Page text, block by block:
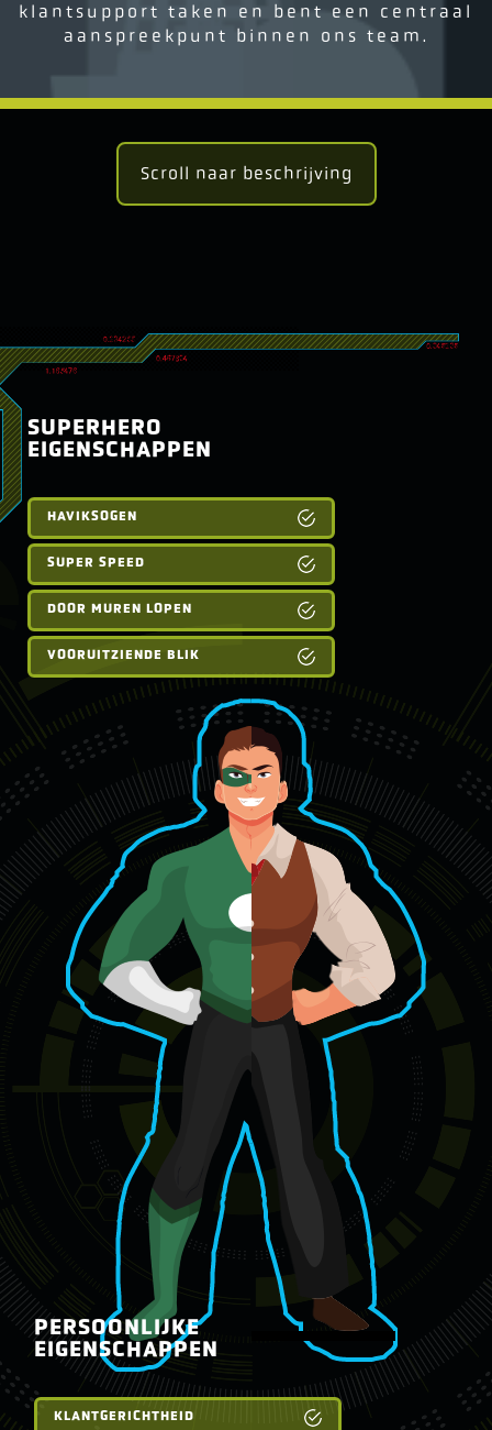
klantsupport taken en bent een centraal
aanspreekpunt binnen ons team.
Scroll naar beschrijving
SUPERHERO
EIGENSCHAPPEN
HAVIKSOGEN
SUPER SPEED
DOOR MUREN LOPEN
VOORUITZIENDE BLIK
PERSOONLIJKE
EIGENSCHAPPEN
KLANTGERICHTHEID